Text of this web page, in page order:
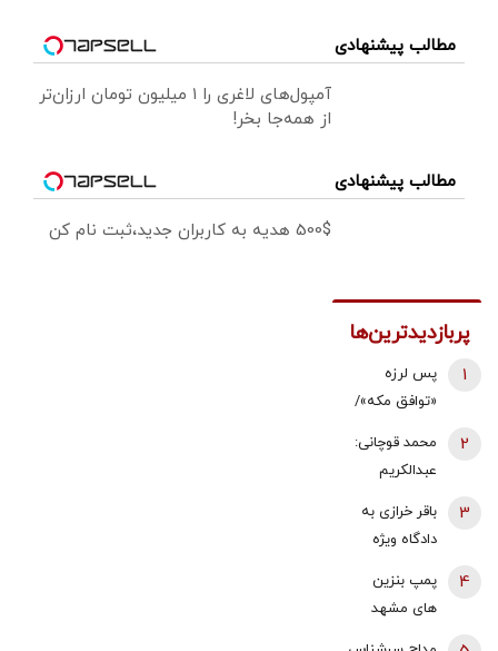
مطالب پیشنهادی
آمپول‌های لاغری را ۱ میلیون تومان ارزان‌تر
از همه‌جا بخر!
مطالب پیشنهادی
500$ هدیه به کاربران جدید،ثبت نام کن
پربازدیدترین‌ها
پس لرزه
«توافق مکه»/
داد: بر علیه
ایران نیست
1
محمد قوچانی:
عبدالکریم
همچنان نسخه
پاکسازی
دانشگاه
2
باقر خرازی به
دادگاه ویژه
شد/ جهانگیر:
اگر در دادگاه
3
پمپ بنزین
های مشهد
4